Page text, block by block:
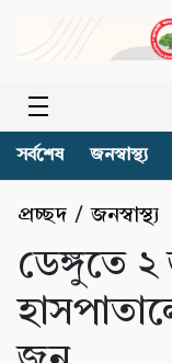
সর্বশেষ জনস্বাস্থ্য
প্রচ্ছদ /জনস্বাস্থ্য
ডেঙ্গুতে